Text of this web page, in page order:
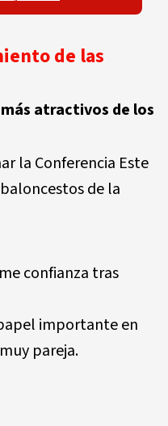
de las
atractivos de los
la Conferencia Este
de la
confianza tras
importante en
pareja.